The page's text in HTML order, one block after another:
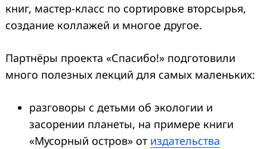
книг, мастер-класс по сортировке вторсырья,
создание коллажей и многое другое.
Партнёры проекта «Спасибо!» подготовили
много полезных лекций для самых маленьких:
разговоры с детьми об экологии и
засорении планеты, на примере книги
«Мусорный остров» от издательства